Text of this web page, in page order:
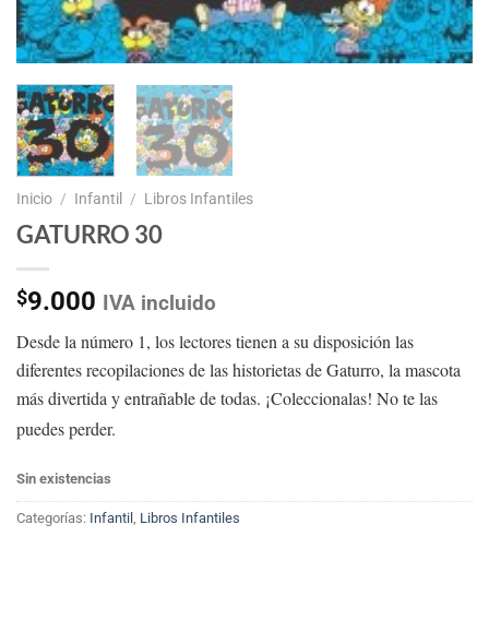
Inicio / Infantil / Libros Infantiles
GATURRO 30
$9.000 IVA incluido
Desde la número 1, los lectores tienen a su disposición las
diferentes recopilaciones de las historietas de Gaturro, la mascota
más divertida y entrañable de todas. ¡Coleccionalas! No te las
puedes perder.
Sin existencias
Categorías: Infantil , Libros Infantiles